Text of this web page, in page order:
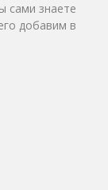
сами знаете
добавим в